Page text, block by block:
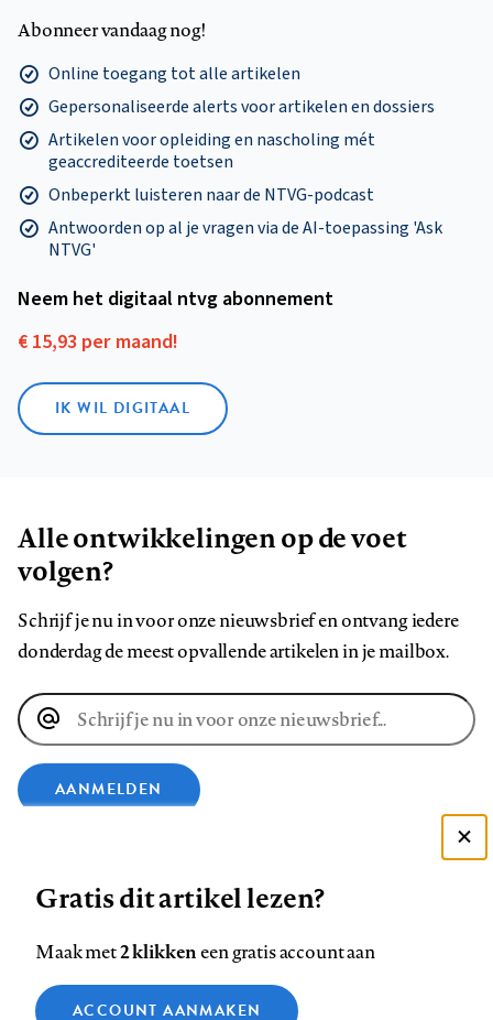
Abonneer vandaag nog!
Online toegang tot alle artikelen
Gepersonaliseerde alerts voor artikelen en dossiers
Artikelen voor opleiding en nascholing mét
geaccrediteerde toetsen
Onbeperkt luisteren naar de NTVG-podcast
Antwoorden op al je vragen via de AI-toepassing 'Ask
NTVG'
Neem het digitaal ntvg abonnement
€ 15,93 per maand!
IK WIL DIGITAAL
Alle ontwikkelingen op de voet
volgen?
Schrijf je nu in voor onze nieuwsbrief en ontvang iedere
donderdag de meest opvallende artikelen in je mailbox.
E-
mailadres
AANMELDEN
ons
op
ons
op
ons
op
ons
op
ons
ons
Contact Colofon Disclaimer Privacy
Zie onze cookie policy
Gratis dit artikel lezen?
Maak met2 klikkeneen gratis account aan
ACCOUNT AANMAKEN